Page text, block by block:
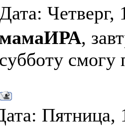
мамаИРА,
субботу смогу
Пятница,